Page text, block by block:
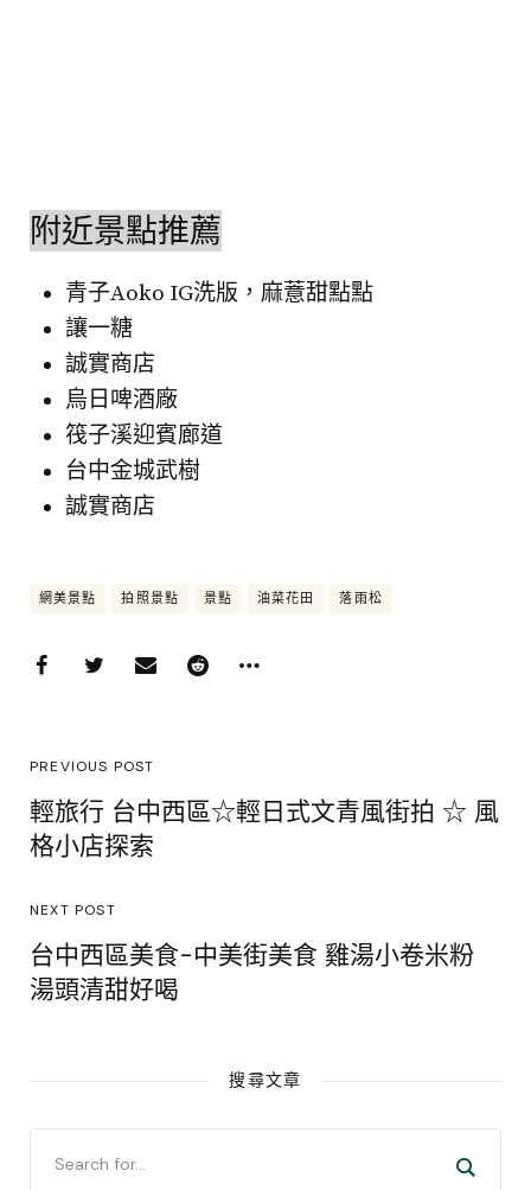
附近景點推薦
青子Aoko IG洗版，麻薏甜點點
讓一糖
誠實商店
烏日啤酒廠
筏子溪迎賓廊道
台中金城武樹
誠實商店
網美景點 拍照景點 景點 油菜花田 落雨松
PREVIOUS POST
輕旅行 台中西區☆輕日式文青風街拍 ☆ 風
格小店探索
NEXT POST
台中西區美食-中美街美食 雞湯小卷米粉
湯頭清甜好喝
搜尋文章